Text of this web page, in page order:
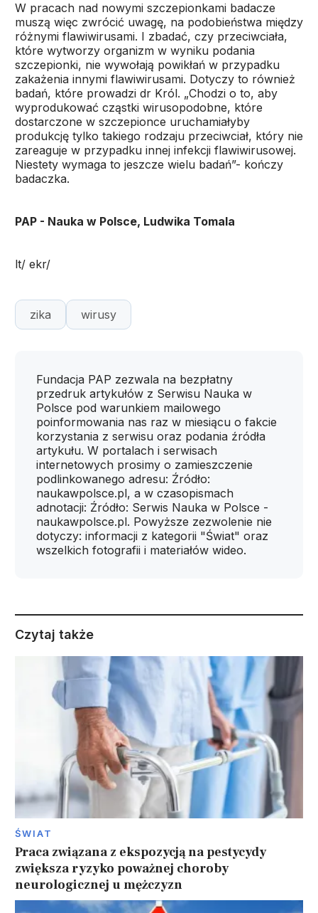
W pracach nad nowymi szczepionkami badacze
muszą więc zwrócić uwagę, na podobieństwa między
różnymi flawiwirusami. I zbadać, czy przeciwciała,
które wytworzy organizm w wyniku podania
szczepionki, nie wywołają powikłań w przypadku
zakażenia innymi flawiwirusami. Dotyczy to również
badań, które prowadzi dr Król. „Chodzi o to, aby
wyprodukować cząstki wirusopodobne, które
dostarczone w szczepionce uruchamiałyby
produkcję tylko takiego rodzaju przeciwciał, który nie
zareaguje w przypadku innej infekcji flawiwirusowej.
Niestety wymaga to jeszcze wielu badań”- kończy
badaczka.
PAP - Nauka w Polsce, Ludwika Tomala
lt/ ekr/
zika wirusy
Fundacja PAP zezwala na bezpłatny
przedruk artykułów z Serwisu Nauka w
Polsce pod warunkiem mailowego
poinformowania nas raz w miesiącu o fakcie
korzystania z serwisu oraz podania źródła
artykułu. W portalach i serwisach
internetowych prosimy o zamieszczenie
podlinkowanego adresu: Źródło:
naukawpolsce.pl, a w czasopismach
adnotacji: Źródło: Serwis Nauka w Polsce -
naukawpolsce.pl. Powyższe zezwolenie nie
dotyczy: informacji z kategorii "Świat" oraz
wszelkich fotografii i materiałów wideo.
Czytaj także
ŚWIAT
Praca związana z ekspozycją na pestycydy
zwiększa ryzyko poważnej choroby
neurologicznej u mężczyzn